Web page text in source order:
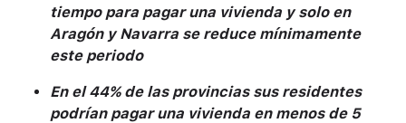
tiempo para pagar una vivienda y solo en
Aragón y Navarra se reduce mínimamente
este periodo
En el 44% de las provincias sus residentes
podrían pagar una vivienda en menos de 5